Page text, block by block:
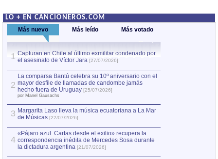
LO + EN CANCIONEROS.COM
Más nuevo Más leído Más votado
1 Capturan en Chile al último exmilitar condenado por
el asesinato de Víctor Jara [27/07/2026]
2
La comparsa Bantú celebra su 10º aniversario con el
mayor desfile de llamadas de candombe jamás
hecho fuera de Uruguay [25/07/2026]
por Manel Gausachs
3 Margarita Laso lleva la música ecuatoriana a La Mar
de Músicas [22/07/2026]
4
«Pájaro azul. Cartas desde el exilio» recupera la
correspondencia inédita de Mercedes Sosa durante
la dictadura argentina [21/07/2026]